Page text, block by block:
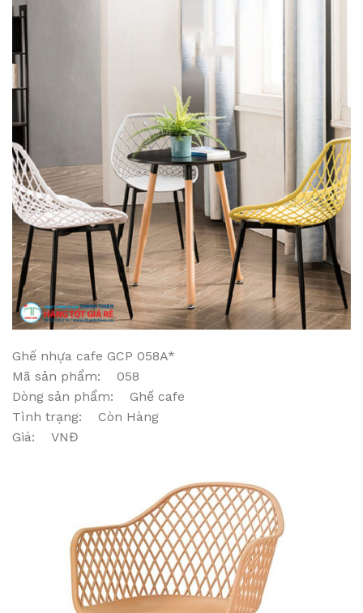
Ghế nhựa cafe GCP 058A*
Mã sản phẩm: 058
Dòng sản phẩm: Ghế cafe
Tình trạng: Còn Hàng
Giá: VNĐ